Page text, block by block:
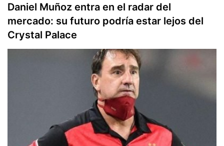
Daniel Muñoz entra en el radar del
mercado: su futuro podría estar lejos del
Crystal Palace